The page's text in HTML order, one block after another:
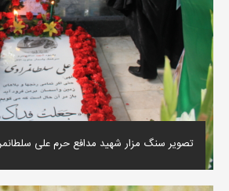
تصویر سنگ مزار شهید مدافع حرم علی